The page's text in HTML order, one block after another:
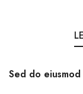
Sed do